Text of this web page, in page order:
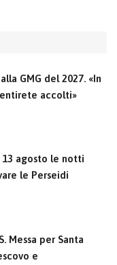
GMG del 2027. «In
accolti»
13 agosto le notti
le Perseidi
Messa per Santa
e